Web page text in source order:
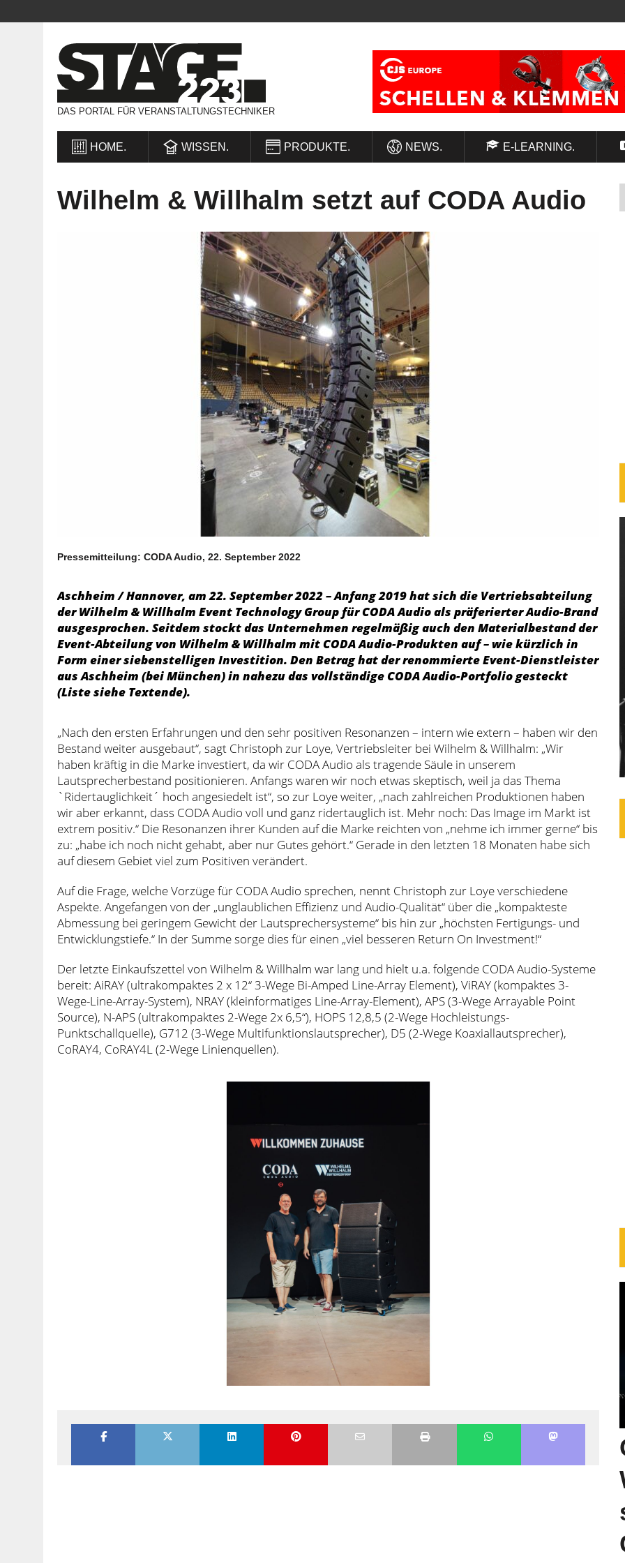
DAS PORTAL FÜR VERANSTALTUNGSTECHNIKER
HOME. WISSEN. PRODUKTE. NEWS. E-LEARNING.
Wilhelm & Willhalm setzt auf CODA Audio
Pressemitteilung: CODA Audio, 22. September 2022
Aschheim / Hannover, am 22. September 2022 – Anfang 2019 hat sich die Vertriebsabteilung
der Wilhelm & Willhalm Event Technology Group für CODA Audio als präferierter Audio-Brand
ausgesprochen. Seitdem stockt das Unternehmen regelmäßig auch den Materialbestand der
Event-Abteilung von Wilhelm & Willhalm mit CODA Audio-Produkten auf – wie kürzlich in
Form einer siebenstelligen Investition. Den Betrag hat der renommierte Event-Dienstleister
aus Aschheim (bei München) in nahezu das vollständige CODA Audio-Portfolio gesteckt
(Liste siehe Textende).
„Nach den ersten Erfahrungen und den sehr positiven Resonanzen – intern wie extern – haben wir den
Bestand weiter ausgebaut“, sagt Christoph zur Loye, Vertriebsleiter bei Wilhelm & Willhalm: „Wir
haben kräftig in die Marke investiert, da wir CODA Audio als tragende Säule in unserem
Lautsprecherbestand positionieren. Anfangs waren wir noch etwas skeptisch, weil ja das Thema
`Ridertauglichkeit´ hoch angesiedelt ist“, so zur Loye weiter, „nach zahlreichen Produktionen haben
wir aber erkannt, dass CODA Audio voll und ganz ridertauglich ist. Mehr noch: Das Image im Markt ist
extrem positiv.“ Die Resonanzen ihrer Kunden auf die Marke reichten von „nehme ich immer gerne“ bis
zu: „habe ich noch nicht gehabt, aber nur Gutes gehört.“ Gerade in den letzten 18 Monaten habe sich
auf diesem Gebiet viel zum Positiven verändert.
Auf die Frage, welche Vorzüge für CODA Audio sprechen, nennt Christoph zur Loye verschiedene
Aspekte. Angefangen von der „unglaublichen Effizienz und Audio-Qualität“ über die „kompakteste
Abmessung bei geringem Gewicht der Lautsprechersysteme“ bis hin zur „höchsten Fertigungs- und
Entwicklungstiefe.“ In der Summe sorge dies für einen „viel besseren Return On Investment!“
Der letzte Einkaufszettel von Wilhelm & Willhalm war lang und hielt u.a. folgende CODA Audio-Systeme
bereit: AiRAY (ultrakompaktes 2 x 12“ 3-Wege Bi-Amped Line-Array Element), ViRAY (kompaktes 3-
Wege-Line-Array-System), NRAY (kleinformatiges Line-Array-Element), APS (3-Wege Arrayable Point
Source), N-APS (ultrakompaktes 2-Wege 2x 6,5“), HOPS 12,8,5 (2-Wege Hochleistungs-
Punktschallquelle), G712 (3-Wege Multifunktionslautsprecher), D5 (2-Wege Koaxiallautsprecher),
CoRAY4, CoRAY4L (2-Wege Linienquellen).